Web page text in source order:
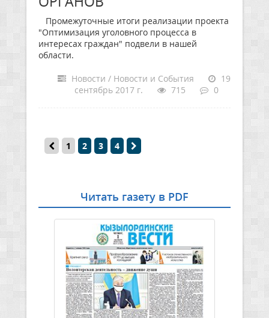
Промежуточные итоги реализации проекта
"Оптимизация уголовного процесса в
интересах граждан" подвели в нашей
области.
Новости / Новости и События
19
сентябрь 2017 г.
715 0
1 2 3 4
Читать газету в PDF